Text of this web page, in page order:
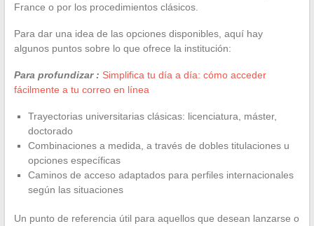
France o por los procedimientos clásicos.
Para dar una idea de las opciones disponibles, aquí hay
algunos puntos sobre lo que ofrece la institución:
Para profundizar : Simplifica tu día a día: cómo acceder
fácilmente a tu correo en línea
Trayectorias universitarias clásicas: licenciatura, máster,
doctorado
Combinaciones a medida, a través de dobles titulaciones u
opciones específicas
Caminos de acceso adaptados para perfiles internacionales
según las situaciones
Un punto de referencia útil para aquellos que desean lanzarse o